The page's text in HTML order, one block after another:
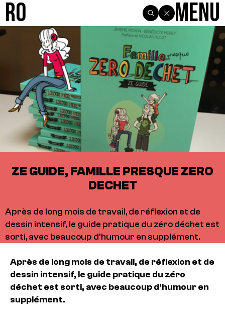
R0 Menu
ZE GUIDE, FAMILLE PRESQUE ZERO
DECHET
Après de long mois de travail, de réflexion et de
dessin intensif, le guide pratique du zéro déchet est
sorti, avec beaucoup d'humour en supplément.
Après de long mois de travail, de réflexion et de
dessin intensif, le guide pratique du zéro
déchet est sorti, avec beaucoup d’humour en
supplément.